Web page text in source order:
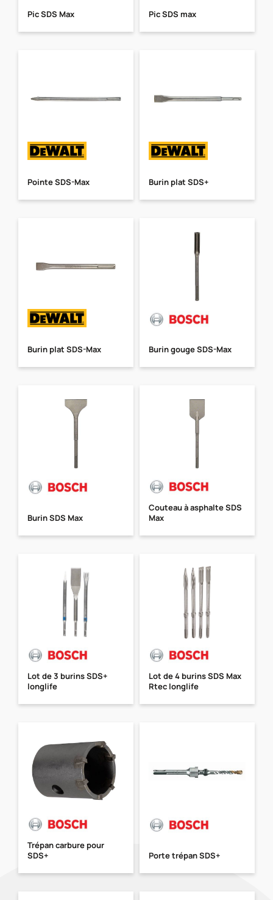
Pic SDS Max Pic SDS max
Pointe SDS-Max Burin plat SDS+
Burin plat SDS-Max Burin gouge SDS-Max
Burin SDS Max
Couteau à asphalte SDS
Max
Lot de 3 burins SDS+
longlife
Lot de 4 burins SDS Max
Rtec longlife
Trépan carbure pour
SDS+
Porte trépan SDS+